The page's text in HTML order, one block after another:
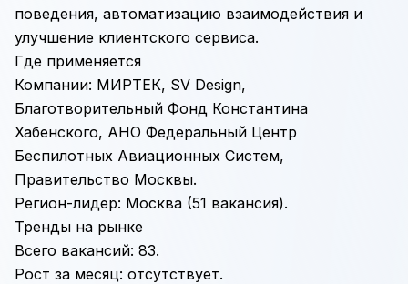
поведения, автоматизацию взаимодействия и
улучшение клиентского сервиса.
Где применяется
Компании: МИРТЕК, SV Design,
Благотворительный Фонд Константина
Хабенского, АНО Федеральный Центр
Беспилотных Авиационных Систем,
Правительство Москвы.
Регион-лидер: Москва (51 вакансия).
Тренды на рынке
Всего вакансий: 83.
Рост за месяц: отсутствует.